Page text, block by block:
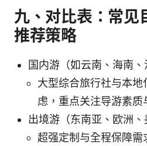
九、对比表：常见
推荐策略
国内游（如云南、海南、
大型综合旅行社与本
虑，重点关注导游素质
出境游（东南亚、欧洲、
超强定制与全程保障需